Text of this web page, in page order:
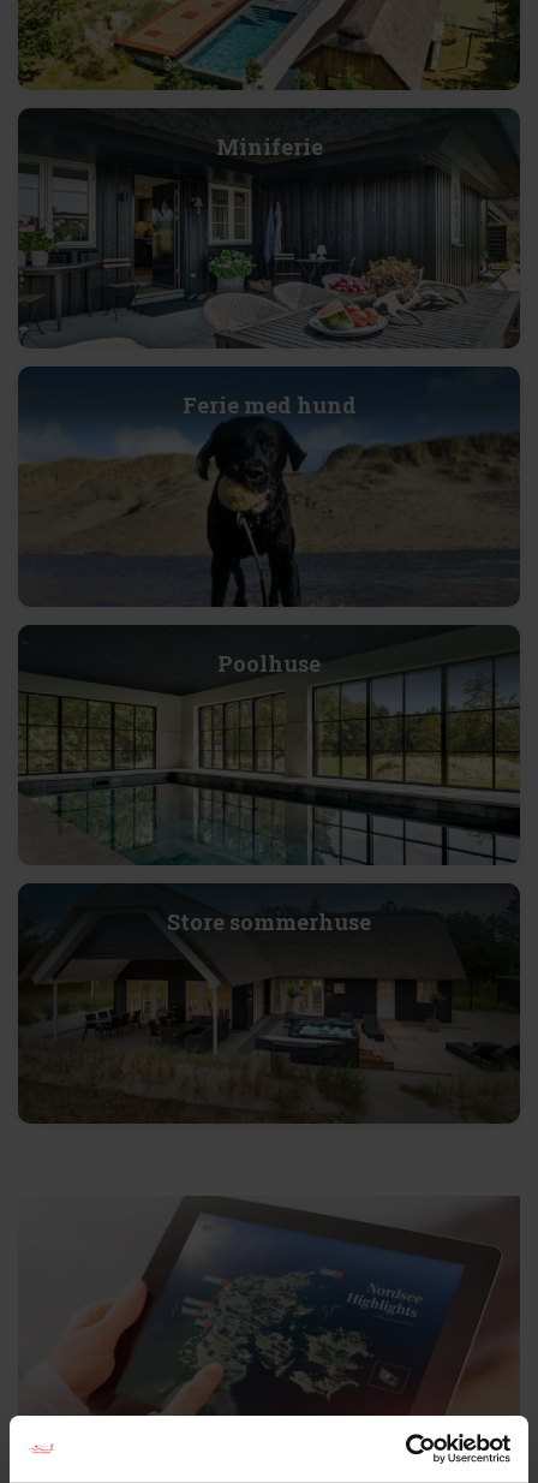
Miniferie
Ferie med hund
Poolhuse
Store sommerhuse